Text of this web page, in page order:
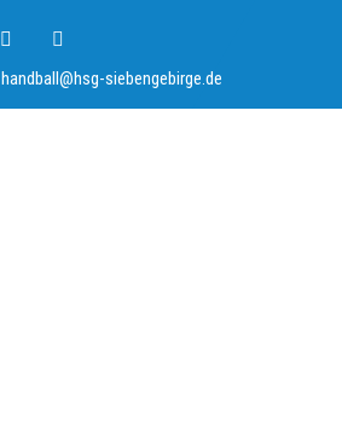
handball@hsg-siebengebirge.de